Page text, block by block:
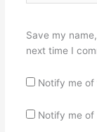
Save my
next time I
Notify me of
Notify me of